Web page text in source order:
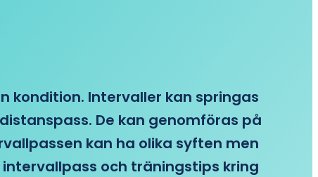
kondition. Intervaller kan springas
De kan genomföras på
kan ha olika syften men
och träningstips kring